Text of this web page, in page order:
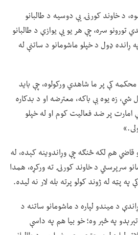
د خاوند کورنۍ یې دوسیه د طالبانو
سره، چې هر یو یې یوازې د طالبانو
ړانده ډول د خپلو ماشومانو د ساتنې له
کې پر ما شاهدي ورکولوه، چې باید
زه یوه بې باکه، معترضه او د بدکاره
امارت پر ضد فعالیت کوم او له خپلو
قاضي هم لکه څنګه چې وړاندوینه کېده، له
سرپرستي د خاوند کورنۍ ته ورکړه، همدا
پټه له ژوند کولو پرته بله لار نه لیده.
د میندو لپاره د ماشومانو ساتنه د
په څېر وه؛ خو بیا هم په داسې